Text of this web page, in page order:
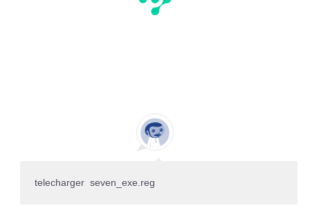
telecharger seven_exe.reg